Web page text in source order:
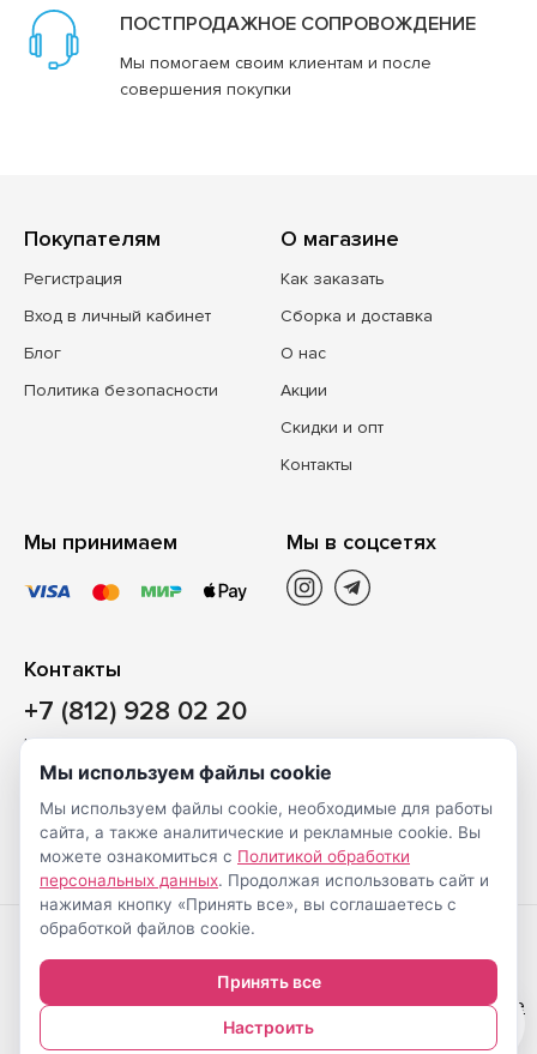
ПОСТПРОДАЖНОЕ СОПРОВОЖДЕНИЕ
Мы помогаем своим клиентам и после
совершения покупки
Покупателям
Регистрация
Вход в личный кабинет
Блог
Политика безопасности
О магазине
Как заказать
Сборка и доставка
О нас
Акции
Скидки и опт
Контакты
Мы принимаем Мы в соцсетях
Контакты
+7 (812) 928 02 20
Наш магазин
Санкт-Петербург, ул. Ворошилова, д. 2, Литер «Р» (БЦ
«Сигнал»), 3 этаж, пом. 2
На карте
Создание
интернет-
магазинов
© Shveimarkt.ru,
2017-2026
Настройка cookie
0
Мы используем файлы cookie
Мы используем файлы cookie, необходимые для работы
сайта, а также аналитические и рекламные cookie. Вы
можете ознакомиться с Политикой обработки
персональных данных. Продолжая использовать сайт и
нажимая кнопку «Принять все», вы соглашаетесь с
обработкой файлов cookie.
Принять все
Настроить